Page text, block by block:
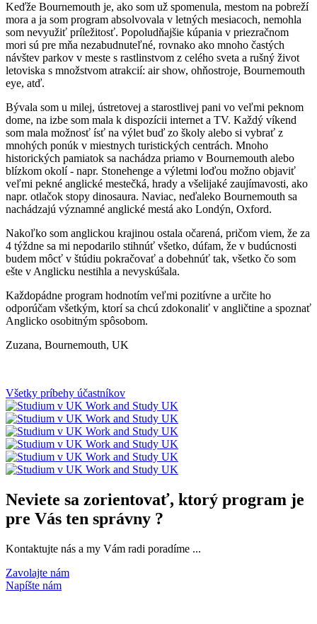
Keďže Bournemouth je, ako som už spomenula, mestom na pobreží
mora a ja som program absolvovala v letných mesiacoch, nemohla
som nevyužiť príležitosť. Popoludňajšie kúpania v priezračnom
mori sú pre mňa nezabudnuteľné, rovnako ako mnoho častých
návštev parkov v meste s rastlinstvom z celého sveta a rušný život
letoviska s množstvom atrakcií: air show, ohňostroje, Bournemouth
eye, atď.
Bývala som u milej, ústretovej a starostlivej pani vo veľmi peknom
dome, na izbe som mala k dispozícii internet a TV. Každý víkend
som mala možnosť ísť na výlet buď zo školy alebo si vybrať z
mnohých ponúk v miestnych turistických centrách. Mnoho
historických pamiatok sa nachádza priamo v Bournemouth alebo
blízkom okolí - napr. Stonehenge a výletmi loďou možno objaviť
veľmi pekné anglické mestečká, hrady a všelijaké zaujímavosti, ako
napr. otlačok stopy dinosaura. Naviac, neďaleko Bournemouth sa
nachádzajú významné anglické mestá ako Londýn, Oxford.
Nakoľko som anglickou krajinou ostala očarená, pričom viem, že za
4 týždne sa mi nepodarilo stihnúť všetko, dúfam, že v budúcnosti
budem môcť v štúdiu pokračovať a dobehnúť tak, všetko čo som
ešte v Anglicku nestihla a nevyskúšala.
Každopádne program hodnotím veľmi pozitívne a určite ho
odporúčam všetkým, ktorí sa chcú zdokonaliť v angličtine a spoznať
Anglicko osobitným spôsobom.
Zuzana, Bournemouth, UK
Všetky príbehy účastníkov
Neviete sa zorientovať, ktorý program je
pre Vás ten správny ?
Kontaktujte nás a my Vám radi poradíme ...
Zavolajte nám
Napíšte nám